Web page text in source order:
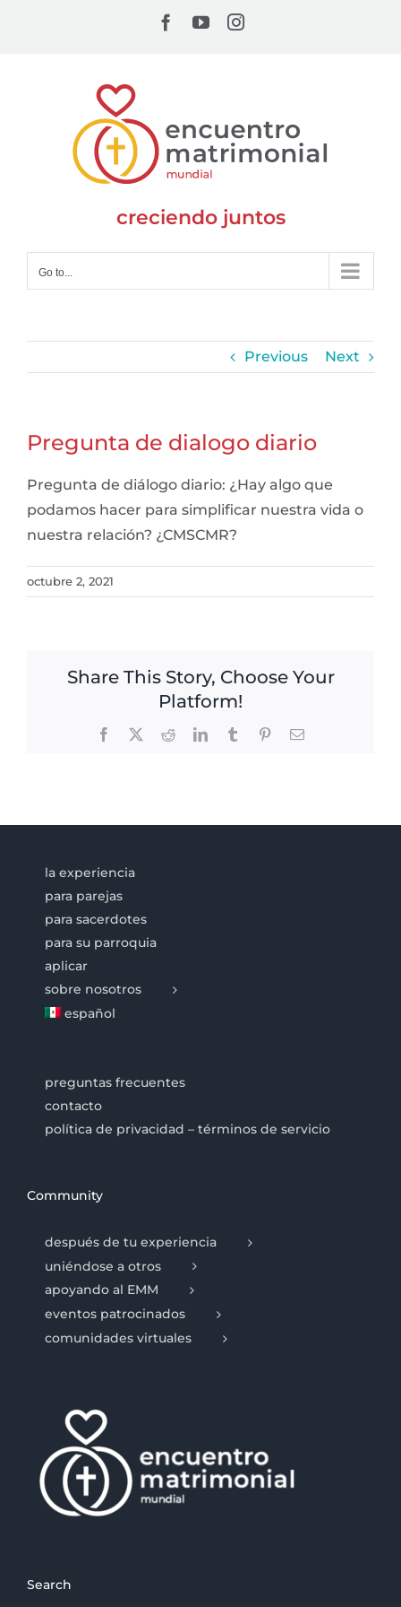
Facebook
YouTubeInstagram
creciendo juntos
Go to...
Previous Next
Pregunta de dialogo diario
Pregunta de diálogo diario: ¿Hay algo que
podamos hacer para simplificar nuestra vida o
nuestra relación? ¿CMSCMR?
octubre 2, 2021
Share This Story, Choose Your
Platform!
Facebook RedditLinkedInTumblr PinterestEmail
la experiencia
para parejas
para sacerdotes
para su parroquia
aplicar
sobre nosotros
español
preguntas frecuentes
contacto
política de privacidad – términos de servicio
Community
después de tu experiencia
uniéndose a otros
apoyando al EMM
eventos patrocinados
comunidades virtuales
Search